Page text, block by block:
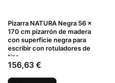
Pizarra NATURA Negra 56 x
170 cm pizarrón de madera
con superficie negra para
escribir con rotuladores de
tiza
Precio
156,63 €